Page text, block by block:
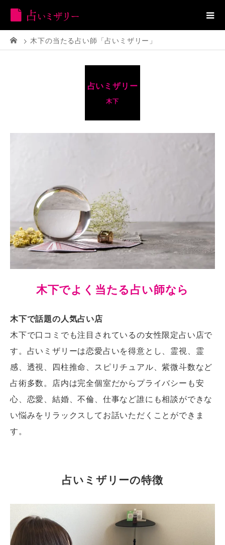
木下の当たる占い師「占いミザリー」
占いミザリー
木下
木下でよく当たる占い師なら
木下で話題の人気占い店
木下で口コミでも注目されているの女性限定占い店で
す。占いミザリーは恋愛占いを得意とし、霊視、霊
感、透視、四柱推命、スピリチュアル、紫微斗数など
占術多数。店内は完全個室だからプライバシーも安
心、恋愛、結婚、不倫、仕事など誰にも相談ができな
い悩みをリラックスしてお話いただくことができま
す。
占いミザリーの特徴